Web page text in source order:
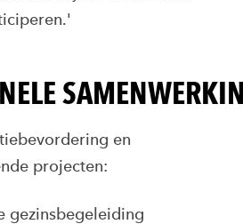
en
projecten:
gezinsbegeleiding